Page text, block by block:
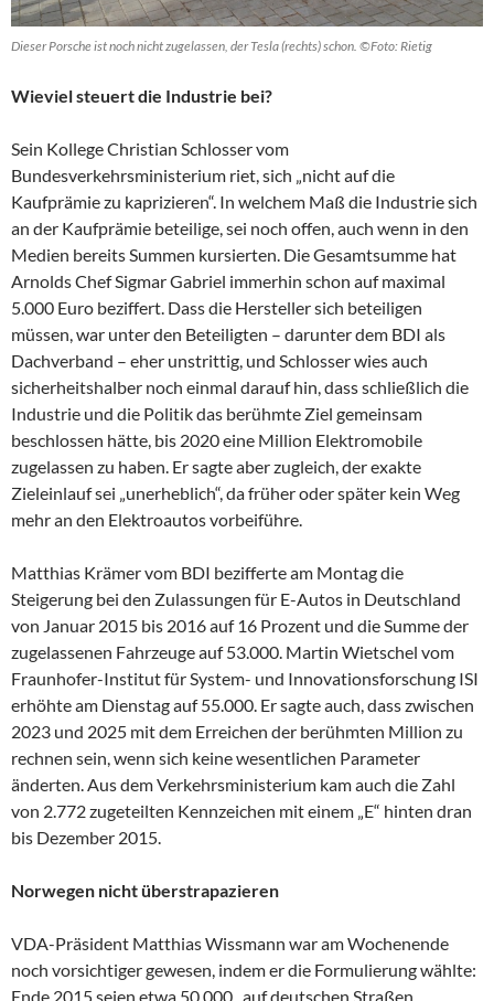
Dieser Porsche ist noch nicht zugelassen, der Tesla (rechts) schon. ©Foto: Rietig
Wieviel steuert die Industrie bei?
Sein Kollege Christian Schlosser vom
Bundesverkehrsministerium riet, sich „nicht auf die
Kaufprämie zu kaprizieren“. In welchem Maß die Industrie sich
an der Kaufprämie beteilige, sei noch offen, auch wenn in den
Medien bereits Summen kursierten. Die Gesamtsumme hat
Arnolds Chef Sigmar Gabriel immerhin schon auf maximal
5.000 Euro beziffert. Dass die Hersteller sich beteiligen
müssen, war unter den Beteiligten – darunter dem BDI als
Dachverband – eher unstrittig, und Schlosser wies auch
sicherheitshalber noch einmal darauf hin, dass schließlich die
Industrie und die Politik das berühmte Ziel gemeinsam
beschlossen hätte, bis 2020 eine Million Elektromobile
zugelassen zu haben. Er sagte aber zugleich, der exakte
Zieleinlauf sei „unerheblich“, da früher oder später kein Weg
mehr an den Elektroautos vorbeiführe.
Matthias Krämer vom BDI bezifferte am Montag die
Steigerung bei den Zulassungen für E-Autos in Deutschland
von Januar 2015 bis 2016 auf 16 Prozent und die Summe der
zugelassenen Fahrzeuge auf 53.000. Martin Wietschel vom
Fraunhofer-Institut für System- und Innovationsforschung ISI
erhöhte am Dienstag auf 55.000. Er sagte auch, dass zwischen
2023 und 2025 mit dem Erreichen der berühmten Million zu
rechnen sein, wenn sich keine wesentlichen Parameter
änderten. Aus dem Verkehrsministerium kam auch die Zahl
von 2.772 zugeteilten Kennzeichen mit einem „E“ hinten dran
bis Dezember 2015.
Norwegen nicht überstrapazieren
VDA-Präsident Matthias Wissmann war am Wochenende
noch vorsichtiger gewesen, indem er die Formulierung wählte:
Ende 2015 seien etwa 50.000 „auf deutschen Straßen